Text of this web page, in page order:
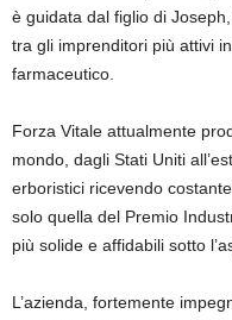
è guidata dal figlio di
tra gli imprenditori più attivi
farmaceutico.
Forza Vitale attualmente
mondo, dagli Stati Uniti
erboristici ricevendo
solo quella del Premio
più solide e affidabili sotto
L’azienda, fortemente